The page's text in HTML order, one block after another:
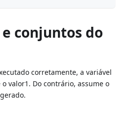
conjuntos do
corretamente, a variável
o valor1. Do contrário, assume o